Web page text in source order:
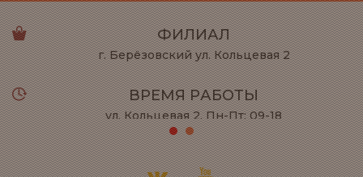
ФИЛИАЛ
г. Берёзовский ул. Кольцевая 2
ВРЕМЯ РАБОТЫ
ул. Кольцевая 2, Пн-Пт: 09-18
ул. Халтурина 53 Пн-Вс: 10-22
ТЕЛЕФОН